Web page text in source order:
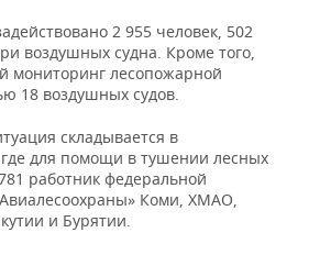
2 955 человек, 502
воздушных судна. Кроме того,
мониторинг лесопожарной
18 воздушных судов.
складывается в
где для помощи в тушении лесных
работник федеральной
Коми, ХМАО,
и Бурятии.